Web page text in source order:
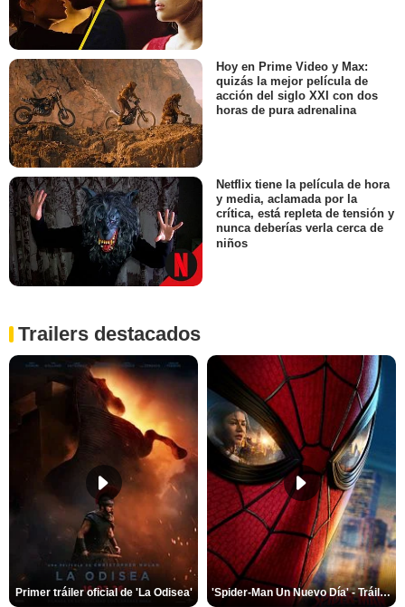
Hoy en Prime Video y Max:
quizás la mejor película de
acción del siglo XXI con dos
horas de pura adrenalina
Netflix tiene la película de hora
y media, aclamada por la
crítica, está repleta de tensión y
nunca deberías verla cerca de
niños
Trailers destacados
Primer tráiler oficial de 'La Odisea' 'Spider-Man Un Nuevo Día' - Tráiler oficial subtitulado